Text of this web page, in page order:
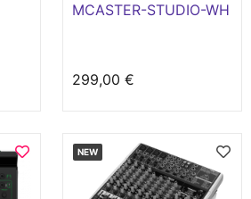
MCASTER-STUDIO-WH
299,00 €
NEW